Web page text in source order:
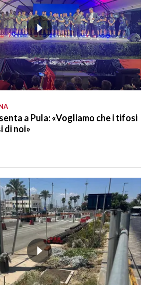
a Pula: «Vogliamo che i tifosi
di noi»